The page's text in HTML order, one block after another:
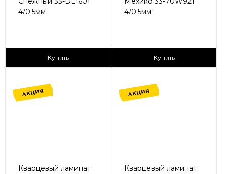
4/0.5мм
2
Купить
4/0.5мм
2
Купить
АКЦИЯ
Кварцевый ламинат
АКЦИЯ
Кварцевый ламинат